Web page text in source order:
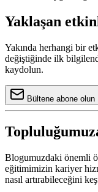
Yaklaşan
Yakında herhangi bir
değiştiğinde ilk
kaydolun.
Bültene abone olun
Blogumuzdaki önemli
eğitimimizin kariyer
nasıl artırabileceğini